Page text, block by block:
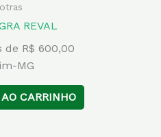
REVAL
de R$ 600,00
MG
CARRINHO